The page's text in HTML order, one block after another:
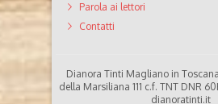
Parola ai lettori
Contatti
Dianora Tinti Magliano in
della Marsiliana 111 c.f. TNT DNR
dianoratinti.it